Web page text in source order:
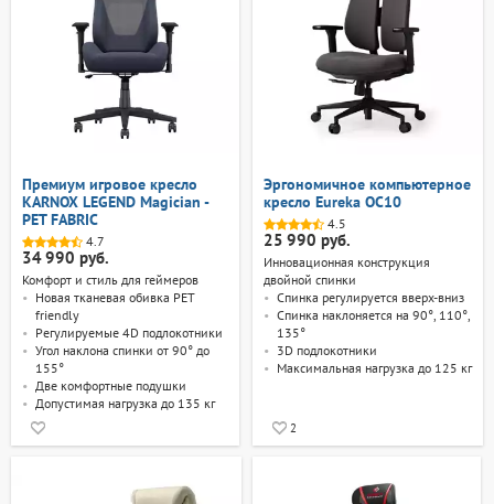
Премиум игровое кресло
KARNOX LEGEND Magician -
PET FABRIC
4.7
34 990 руб.
Комфорт и стиль для геймеров
Новая тканевая обивка PET
friendly
Регулируемые 4D подлокотники
Угол наклона спинки от 90° до
155°
Две комфортные подушки
Допустимая нагрузка до 135 кг
Эргономичное компьютерное
кресло Eureka OC10
4.5
25 990 руб.
Инновационная конструкция
двойной спинки
Спинка регулируется вверх-вниз
Спинка наклоняется на 90°, 110°,
135°
3D подлокотники
Максимальная нагрузка до 125 кг
2